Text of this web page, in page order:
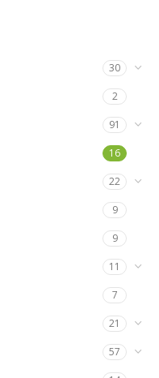
30
2
91
16
22
9
9
11
7
21
57